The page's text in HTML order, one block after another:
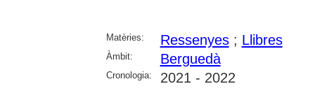
Matèries: Ressenyes; Llibres
Àmbit: Berguedà
Cronologia: 2021 - 2022